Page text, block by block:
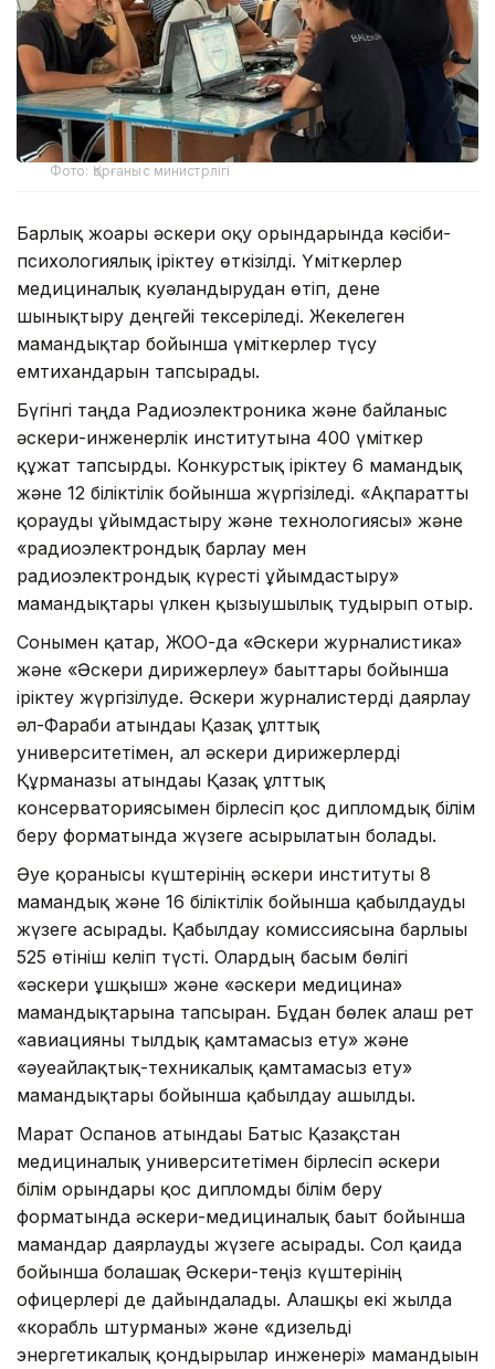
Фото: Қорғаныс министрлігі
Барлық жоғары әскери оқу орындарында кәсіби-
психологиялық іріктеу өткізілді. Үміткерлер
медициналық куәландырудан өтіп, дене
шынықтыру деңгейі тексеріледі. Жекелеген
мамандықтар бойынша үміткерлер түсу
емтихандарын тапсырады.
Бүгінгі таңда Радиоэлектроника және байланыс
әскери-инженерлік институтына 400 үміткер
құжат тапсырды. Конкурстық іріктеу 6 мамандық
және 12 біліктілік бойынша жүргізіледі. «Ақпаратты
қорғауды ұйымдастыру және технологиясы» және
«радиоэлектрондық барлау мен
радиоэлектрондық күресті ұйымдастыру»
мамандықтары үлкен қызығушылық тудырып отыр.
Сонымен қатар, ЖОО-да «Әскери журналистика»
және «Әскери дирижерлеу» бағыттары бойынша
іріктеу жүргізілуде. Әскери журналистерді даярлау
әл-Фараби атындағы Қазақ ұлттық
университетімен, ал әскери дирижерлерді
Құрманғазы атындағы Қазақ ұлттық
консерваториясымен бірлесіп қос дипломдық білім
беру форматында жүзеге асырылатын болады.
Әуе қорғанысы күштерінің әскери институты 8
мамандық және 16 біліктілік бойынша қабылдауды
жүзеге асырады. Қабылдау комиссиясына барлығы
525 өтініш келіп түсті. Олардың басым бөлігі
«әскери ұшқыш» және «әскери медицина»
мамандықтарына тапсырған. Бұдан бөлек алғаш рет
«авиацияны тылдық қамтамасыз ету» және
«әуеайлақтық-техникалық қамтамасыз ету»
мамандықтары бойынша қабылдау ашылды.
Марат Оспанов атындағы Батыс Қазақстан
медициналық университетімен бірлесіп әскери
білім орындары қос дипломды білім беру
форматында әскери-медициналық бағыт бойынша
мамандар даярлауды жүзеге асырады. Сол қағида
бойынша болашақ Әскери-теңіз күштерінің
офицерлері де дайындалады. Алғашқы екі жылда
«корабль штурманы» және «дизельді
энергетикалық қондырғылар инженері» мамандығын